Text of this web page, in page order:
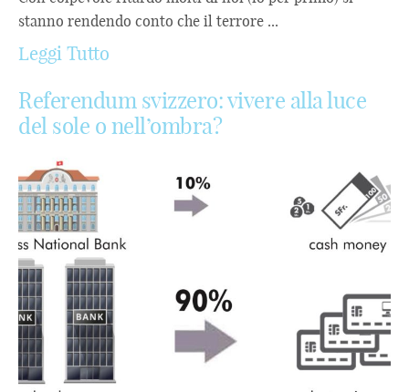
stanno rendendo conto che il terrore ...
Leggi Tutto
Referendum svizzero: vivere alla luce
del sole o nell’ombra?